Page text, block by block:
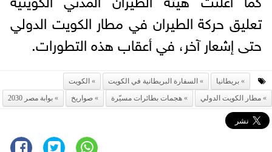
تعليق حركة الطيران في مطار الكويت الدولي
حتى إشعار آخر، في أعقاب هذه التطورات.
بريطانيا السفارة البريطانية في الكويت
الكويت
مطار الكويت الدولي
هجمات بطائرات مسيّرة صواريخ بوابة مصر 2030